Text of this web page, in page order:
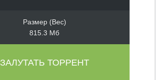
Размер (Вес)
815.3 Мб
ЗАЛУТАТЬ ТОРРЕНТ